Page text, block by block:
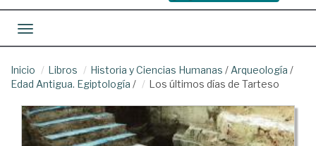
Toggle navigation
Inicio Libros Historia y Ciencias Humanas / Arqueología /
Edad Antigua. Egiptología / Los últimos días de Tarteso